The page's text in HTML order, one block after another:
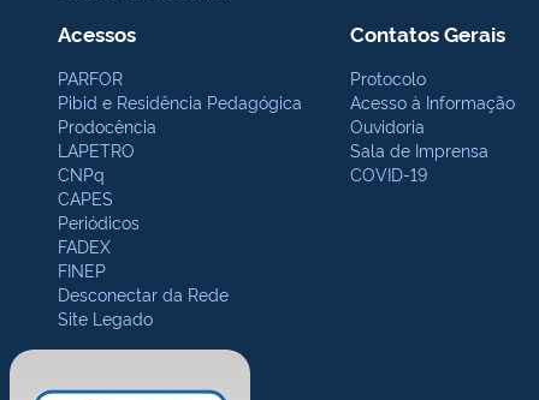
Acessos
PARFOR
Pibid e Residência Pedagógica
Prodocência
LAPETRO
CNPq
CAPES
Periódicos
FADEX
FINEP
Desconectar da Rede
Site Legado
Contatos Gerais
Protocolo
Acesso à Informação
Ouvidoria
Sala de Imprensa
COVID-19